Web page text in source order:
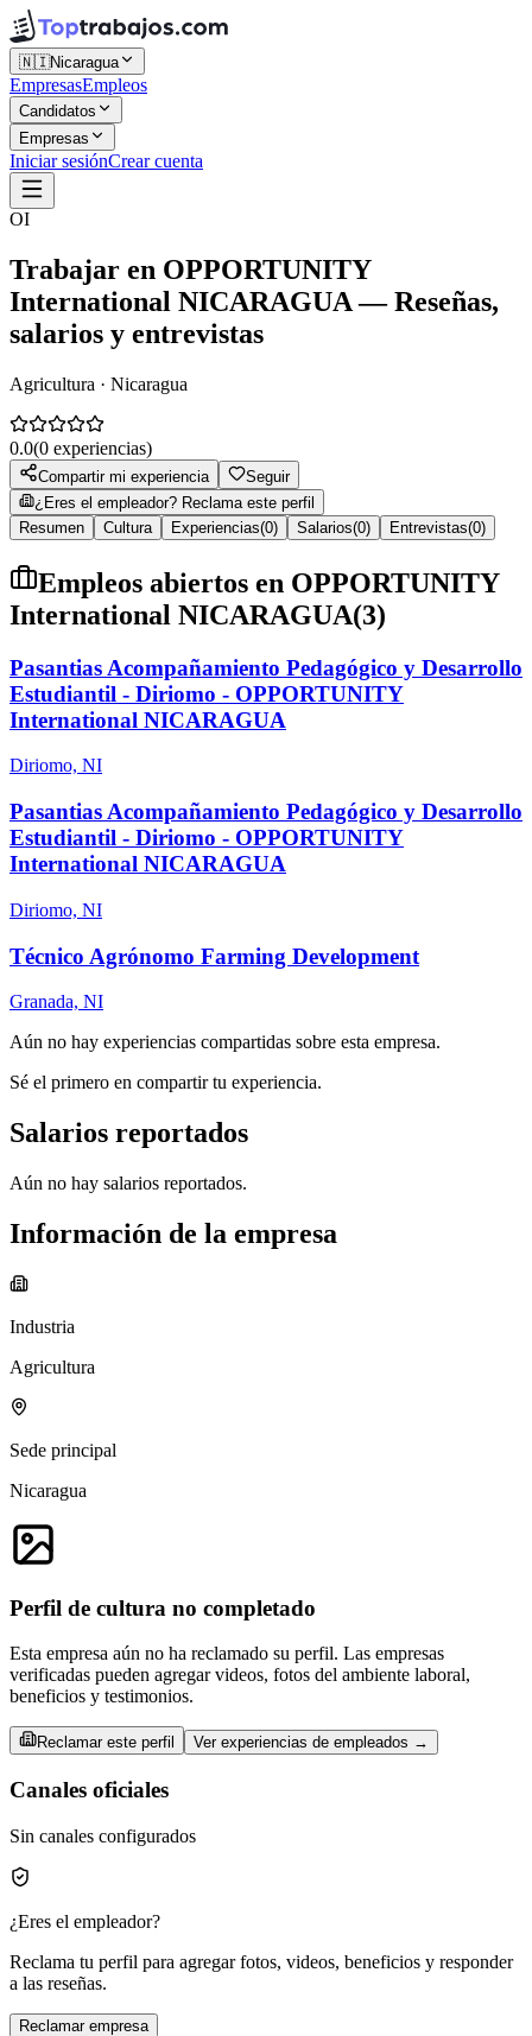
🇳🇮Nicaragua
EmpresasEmpleos
Candidatos
Empresas
Iniciar sesiónCrear cuenta
OI
Trabajar en OPPORTUNITY
International NICARAGUA— Reseñas,
salarios y entrevistas
Agricultura · Nicaragua
0.0(0 experiencias)
Compartir mi experiencia
Seguir
¿Eres el empleador? Reclama este perfil
Resumen
Cultura Experiencias(0) Salarios(0) Entrevistas(0)
Empleos abiertos en OPPORTUNITY
International NICARAGUA(3)
Pasantias Acompañamiento Pedagógico y Desarrollo
Estudiantil - Diriomo - OPPORTUNITY
International NICARAGUA
Diriomo, NI
Pasantias Acompañamiento Pedagógico y Desarrollo
Estudiantil - Diriomo - OPPORTUNITY
International NICARAGUA
Diriomo, NI
Técnico Agrónomo Farming Development
Granada, NI
Aún no hay experiencias compartidas sobre esta empresa.
Sé el primero en compartir tu experiencia.
Salarios reportados
Aún no hay salarios reportados.
Información de la empresa
Industria
Agricultura
Sede principal
Nicaragua
Perfil de cultura no completado
Esta empresa aún no ha reclamado su perfil. Las empresas
verificadas pueden agregar videos, fotos del ambiente laboral,
beneficios y testimonios.
Reclamar este perfil Ver experiencias de empleados →
Canales oficiales
Sin canales configurados
¿Eres el empleador?
Reclama tu perfil para agregar fotos, videos, beneficios y responder
a las reseñas.
Reclamar empresa